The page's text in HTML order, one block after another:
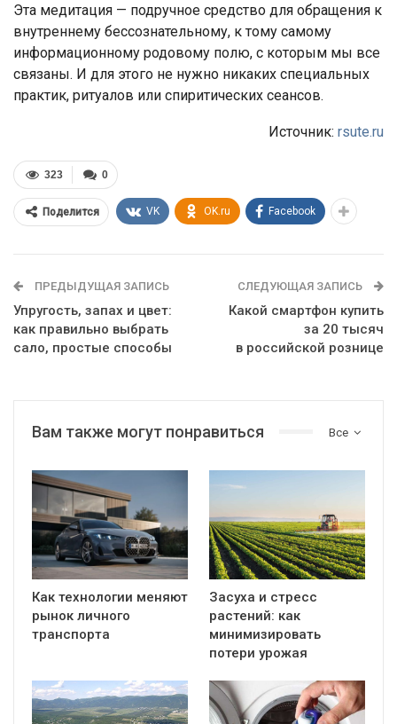
Эта медитация — подручное средство для обращения к
внутреннему бессознательному, к тому самому
информационному родовому полю, с которым мы все
связаны. И для этого не нужно никаких специальных
практик, ритуалов или спиритических сеансов.
Источник: rsute.ru
0
323
Поделится VK OK.ru Facebook
ПРЕДЫДУЩАЯ ЗАПИСЬ
Упругость, запах и цвет:
как правильно выбрать
сало, простые способы
СЛЕДУЮЩАЯ ЗАПИСЬ
Какой смартфон купить
за 20 тысяч
в российской рознице
Все
Вам также могут понравиться
Как технологии меняют
рынок личного
транспорта
Засуха и стресс
растений: как
минимизировать
потери урожая